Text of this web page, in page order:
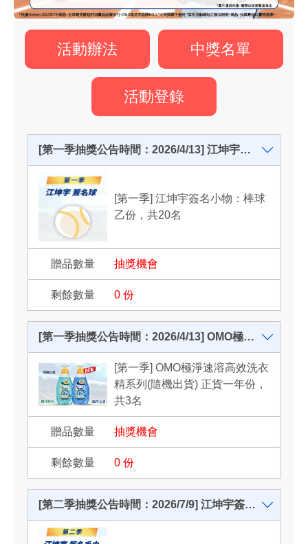
活動辦法 中獎名單
活動登錄
[第一季抽獎公告時間：2026/4/13] 江坤宇簽名小物：棒球乙份，共20名
[第一季] 江坤宇簽名小物：棒球
乙份，共20名
抽獎機會
0 份
[第一季抽獎公告時間：2026/4/13] OMO極淨速溶高效洗衣精系列(隨機出貨) 正貨一年份，共3名
[第一季] OMO極淨速溶高效洗衣
精系列(隨機出貨) 正貨一年份，
共3名
抽獎機會
0 份
[第二季抽獎公告時間：2026/7/9] 江坤宇簽名小物：應援毛巾乙份，共20名